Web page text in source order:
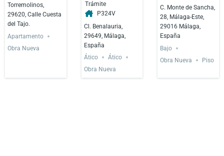
Torremolinos,
29620, Calle Cuesta
del Tajo.
Apartamento
Obra Nueva
Trámite
P324V
Cl. Benalauria,
29649, Málaga,
España
Ático
Ático
Obra Nueva
C. Monte de Sancha,
28, Málaga-Este,
29016 Málaga,
España
Bajo
Obra Nueva
Piso